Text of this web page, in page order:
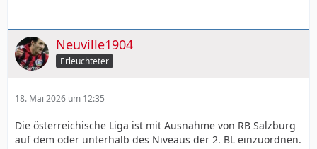
Neuville1904
Erleuchteter
18. Mai 2026 um 12:35
Die österreichische Liga ist mit Ausnahme von RB Salzburg
auf dem oder unterhalb des Niveaus der 2. BL einzuordnen.